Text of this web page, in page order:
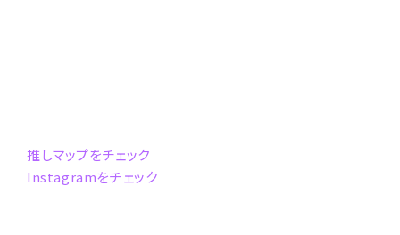
推しマップをチェック
Instagramをチェック